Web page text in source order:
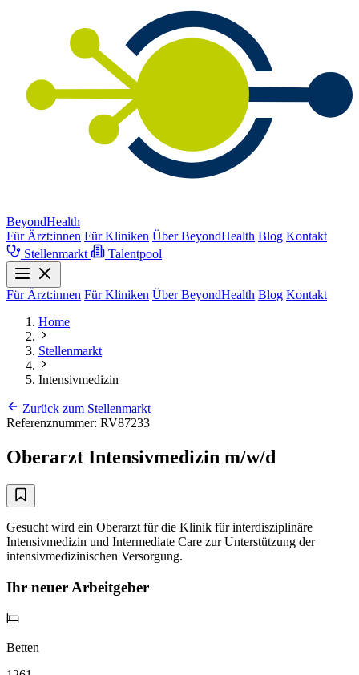
BeyondHealth
Für Ärzt:innen Für Kliniken Über BeyondHealth Blog Kontakt
Stellenmarkt
Talentpool
Für Ärzt:innen Für Kliniken Über BeyondHealth Blog Kontakt
Home
Stellenmarkt
Intensivmedizin
Zurück zum Stellenmarkt
Referenznummer: RV87233
Oberarzt Intensivmedizin m/w/d
Gesucht wird ein Oberarzt für die Klinik für interdisziplinäre
Intensivmedizin und Intermediate Care zur Unterstützung der
intensivmedizinischen Versorgung.
Ihr neuer Arbeitgeber
Betten